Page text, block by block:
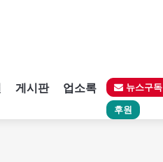
게시판 업소록 뉴스구독
후원